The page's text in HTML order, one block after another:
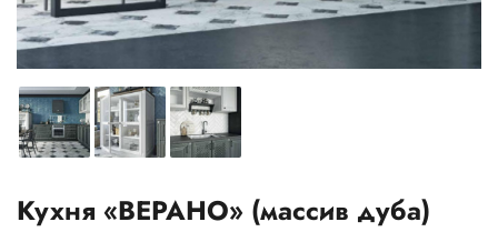
Кухня «ВЕРАНО» (массив дуба)